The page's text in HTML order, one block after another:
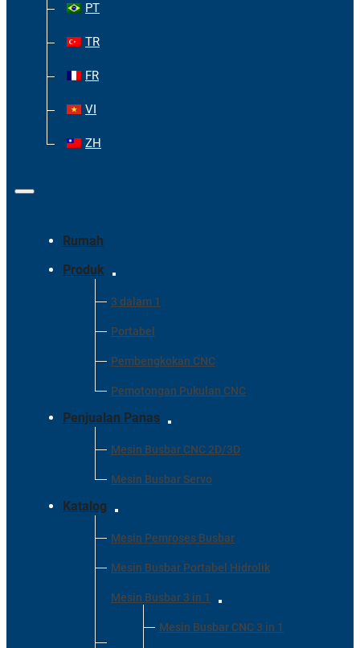
PT
TR
FR
VI
ZH
Rumah
Produk
3 dalam 1
Portabel
Pembengkokan CNC
Pemotongan Pukulan CNC
Penjualan Panas
Mesin Busbar CNC 2D/3D
Mesin Busbar Servo
Katalog
Mesin Pemroses Busbar
Mesin Busbar Portabel Hidrolik
Mesin Busbar 3 in 1
Mesin Busbar CNC 3 in 1